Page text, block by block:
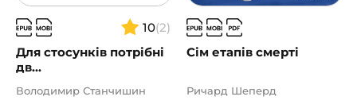
10(2)
Для стосунків потрібні
дв...
Володимир Станчишин
Сім етапів смерті
Ричард Шеперд